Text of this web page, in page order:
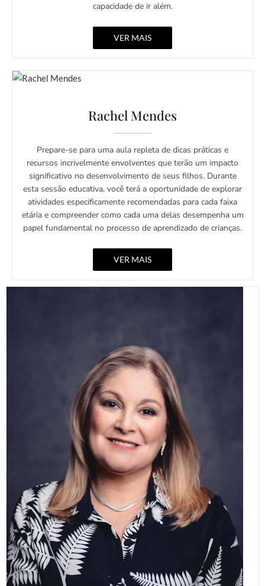
capacidade de ir além.
VER MAIS
Rachel Mendes
Prepare-se para uma aula repleta de dicas práticas e
recursos incrivelmente envolventes que terão um impacto
significativo no desenvolvimento de seus filhos. Durante
esta sessão educativa, você terá a oportunidade de explorar
atividades especificamente recomendadas para cada faixa
etária e compreender como cada uma delas desempenha um
papel fundamental no processo de aprendizado de crianças.
VER MAIS